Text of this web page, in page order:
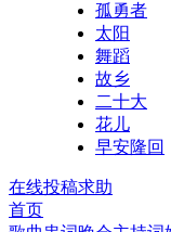
孤勇者
太阳
舞蹈
故乡
二十大
花儿
早安隆回
在线投稿求助
首页